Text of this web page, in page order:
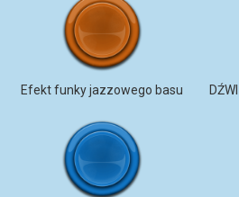
Efekt funky jazzowego basu